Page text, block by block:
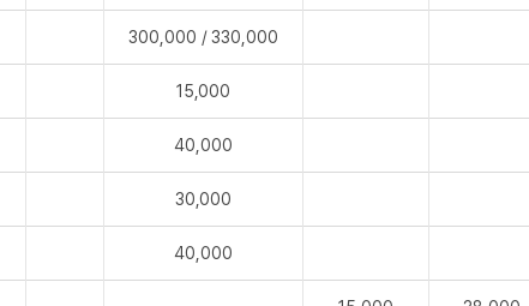
300,000 / 330,000
15,000
40,000
30,000
40,000